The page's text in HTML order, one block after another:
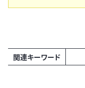
関連キーワード